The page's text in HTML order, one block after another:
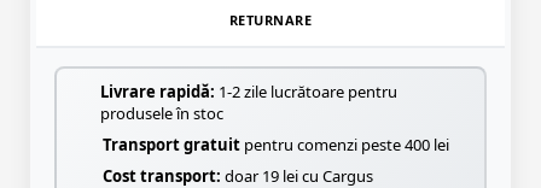
RETURNARE
Livrare rapidă: 1-2 zile lucrătoare pentru
produsele în stoc
Transport gratuit pentru comenzi peste 400 lei
Cost transport: doar 19 lei cu Cargus